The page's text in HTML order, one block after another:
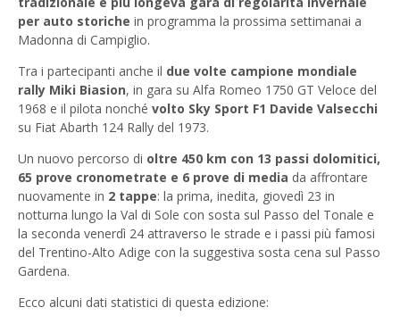
per auto storiche in programma la prossima settimanai a
Madonna di Campiglio.
Tra i partecipanti anche il due volte campione mondiale
rally Miki Biasion, in gara su Alfa Romeo 1750 GT Veloce del
1968 e il pilota nonché volto Sky Sport F1 Davide Valsecchi
su Fiat Abarth 124 Rally del 1973.
Un nuovo percorso di oltre 450 km con 13 passi dolomitici,
65 prove cronometrate e 6 prove di media da affrontare
nuovamente in 2 tappe: la prima, inedita, giovedì 23 in
notturna lungo la Val di Sole con sosta sul Passo del Tonale e
la seconda venerdì 24 attraverso le strade e i passi più famosi
del Trentino-Alto Adige con la suggestiva sosta cena sul Passo
Gardena.
Ecco alcuni dati statistici di questa edizione: